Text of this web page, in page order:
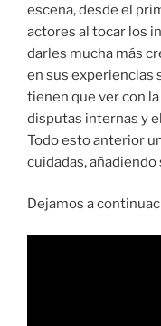
escena, desde el
actores al tocar los
darles mucha más
en sus experiencias
tienen que ver con
disputas internas y
Todo esto anterior
cuidadas,
Dejamos a